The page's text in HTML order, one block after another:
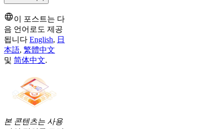
이 포스트는 다
음 언어로도 제공
됩니다 English, 日
本語, 繁體中文
및 简体中文.
본 콘텐츠는 사용